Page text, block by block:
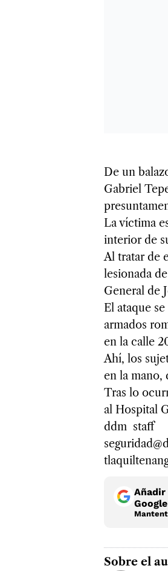
De un
Gabriel
La víctima
interior de
Al tratar de
lesionada
General de
El ataque
armados
en la calle
Ahí, los
en la mano,
Tras lo
al Hospital
ddm staff
Añadir
Sobre el